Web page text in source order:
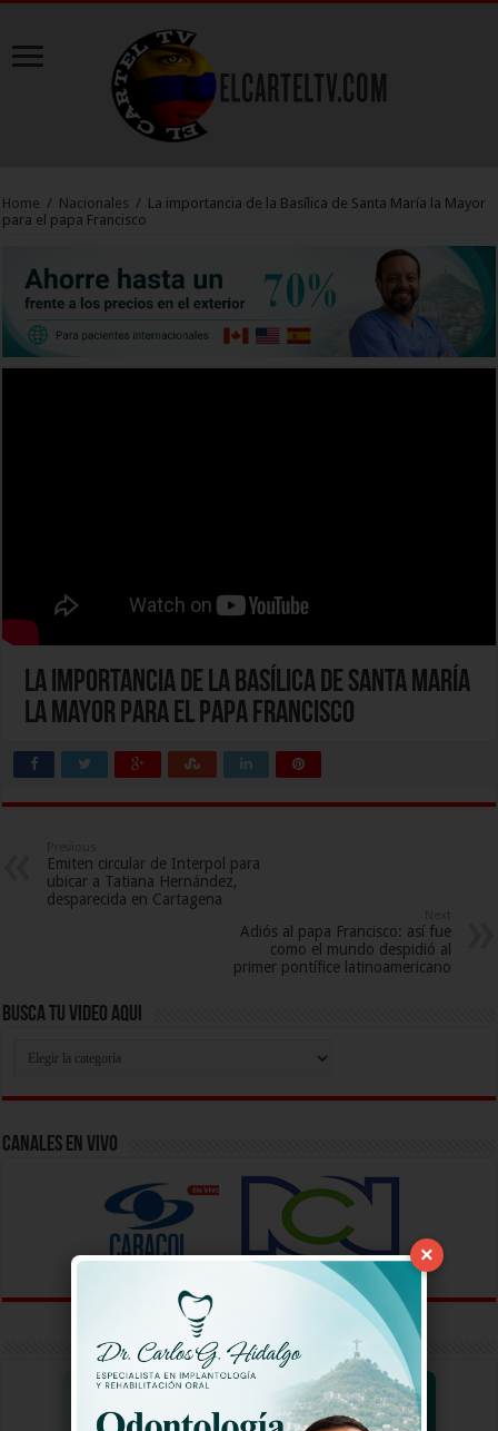
Home / Nacionales / La importancia de la Basílica de Santa María la Mayor
para el papa Francisco
La importancia de la Basílica de Santa María
la Mayor para el papa Francisco
Emiten circular de Interpol para
ubicar a Tatiana Hernández,
desparecida en Cartagena
Adiós al papa Francisco: así fue
como el mundo despidió al
primer pontífice latinoamericano
Busca Tu Video Aqui
Aqui
Canales En Vivo
×